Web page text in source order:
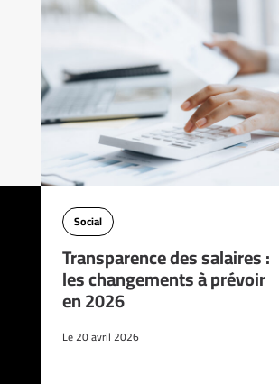
Social
Transparence des salaires :
les changements à prévoir
en 2026
Le 20 avril 2026